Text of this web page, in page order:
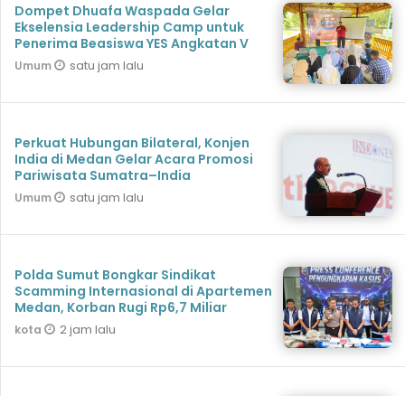
Dompet Dhuafa Waspada Gelar
Ekselensia Leadership Camp untuk
Penerima Beasiswa YES Angkatan V
Umum satu jam lalu
Perkuat Hubungan Bilateral, Konjen
India di Medan Gelar Acara Promosi
Pariwisata Sumatra–India
Umum satu jam lalu
Polda Sumut Bongkar Sindikat
Scamming Internasional di Apartemen
Medan, Korban Rugi Rp6,7 Miliar
kota 2 jam lalu